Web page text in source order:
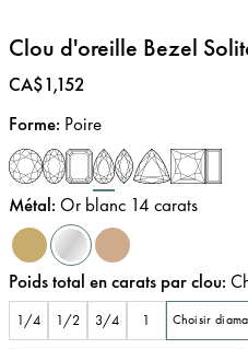
Clou d'oreille Bezel
Prix:
CA$1,152
Forme: Poire
Métal: Or blanc 14 carats
Poids total en carats par clou:
1/4 1/2 3/4 1 Choisir